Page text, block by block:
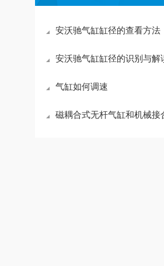
安沃驰气缸缸径的查看方法
安沃驰气缸缸径的识别与解
气缸如何调速
磁耦合式无杆气缸和机械接合式无杆气缸的不同点